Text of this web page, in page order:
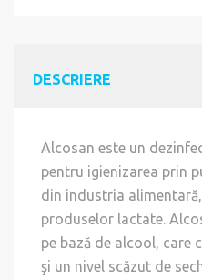
DESCRIERE
Alcosan este un
pentru igienizarea prin
din industria
produselor lactate.
pe bază de alcool, care
şi un nivel scăzut de